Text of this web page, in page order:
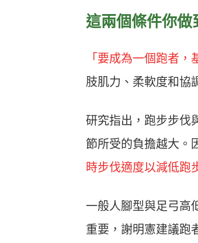
這兩個條件你做
「要成為一個跑者，
肢肌力、柔軟度和協
研究指出，跑步步伐
節所受的負擔越大。
時步伐適度以減低跑
一般人腳型與足弓高
重要，謝明憲建議跑